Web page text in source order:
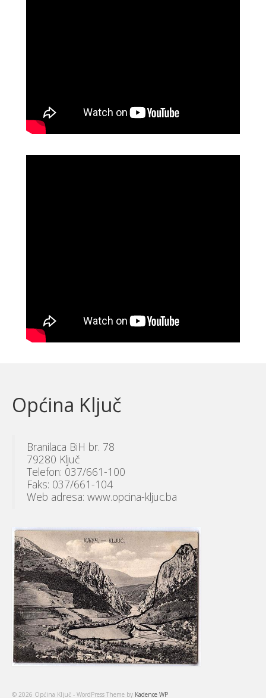
Općina Ključ
Branilaca BiH br. 78
79280 Ključ
Telefon: 037/661-100
Faks: 037/661-104
Web adresa: www.opcina-kljuc.ba
© 2026 Općina Ključ - WordPress Theme by Kadence WP